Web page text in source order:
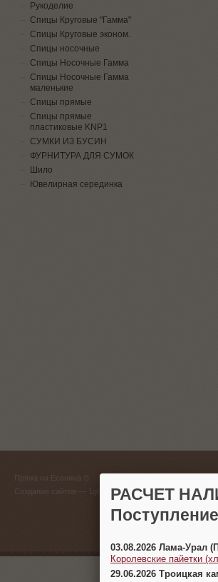
Рукоделие
Спицы Круговые "Гамма"
Спицы Круговые эконом.
Спицы носочные
Спицы Носочные Гамма
Спицы Носочные Гамма
маленькие
Спицы прямые
Спицы прямые
пластиковые KNP1
СУМКИ ИЗ БУСИН
ФУРНИТУРА ДЛЯ СУМОК
Шило
Ювелирная серединка
Пряжа на Есенина ©
Создание сайтов
РАСЧЕТ
03.08.2026 Лама-
Королевские пайетки
29.06.2026 Троицкая